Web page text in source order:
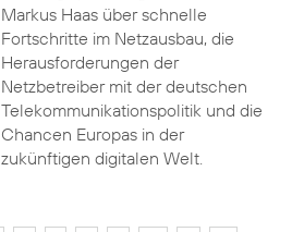
Markus Haas über schnelle
Fortschritte im Netzausbau, die
Herausforderungen der
Netzbetreiber mit der deutschen
Telekommunikationspolitik und die
Chancen Europas in der
zukünftigen digitalen Welt.